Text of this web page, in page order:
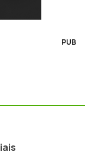
PUB